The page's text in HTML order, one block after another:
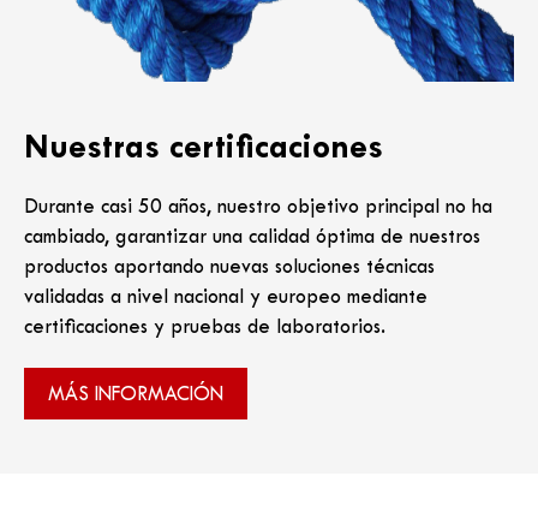
Nuestras certificaciones
Durante casi 50 años, nuestro objetivo principal no ha
cambiado, garantizar una calidad óptima de nuestros
productos aportando nuevas soluciones técnicas
validadas a nivel nacional y europeo mediante
certificaciones y pruebas de laboratorios.
MÁS INFORMACIÓN